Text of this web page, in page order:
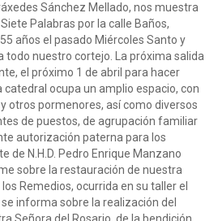
Sánchez Mellado, nos muestra
Palabras por la calle Baños,
años el pasado Miércoles Santo y
todo nuestro cortejo. La próxima salida
el próximo 1 de abril para hacer
ocupa un amplio espacio, con
otros pormenores, así como diversos
de puestos, de agrupación familiar
autorización paterna para los
de N.H.D. Pedro Enrique Manzano
sobre la restauración de nuestra
Remedios, ocurrida en su taller el
informa sobre la realización del